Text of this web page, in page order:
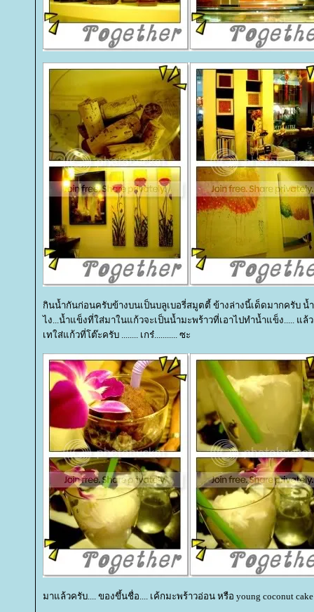
กินน้ำกันก่อนครับข้างบนเป็นบลูเบอรี่สมูตตี้ ข้างล่างนี้เด็ดมากครับ น้
ไง...น้ำแข็งที่ใส่มาในแก้วจะเป็นน้ำมะพร้าวที่เอาไปทำน้ำแข็ง..... แล้
เทใส่แก้วที่โต๊ะครับ ........ เกร๋........... ซะ
มาแล้วครับ.... ของขึ้นชื่อ.... เค้กมะพร้าวอ่อน หรือ young coconut cake